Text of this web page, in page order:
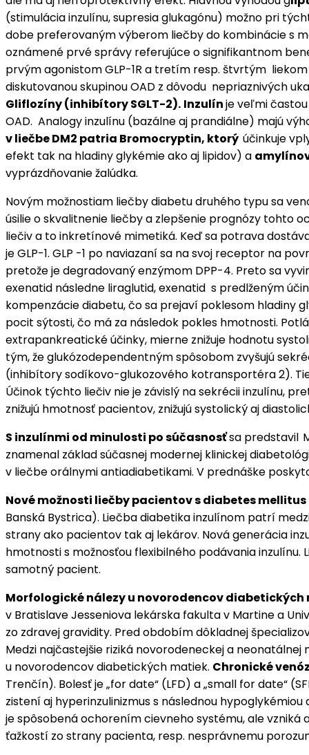
(stimulácia inzulínu, supresia glukagónu) možno pri
dobe preferovaným výberom liečby do kombinácie s
oznámené prvé správy referujúce o signifikantnom
prvým agonistom GLP-1R a tretím resp. štvrtým
diskutovanou skupinou OAD z dôvodu nepriaznivých
Gliflozíny (inhibítory SGLT-2). Inzulínje veľmi
OAD. Analogy inzulínu (bazálne aj prandiálne) majú
v liečbe DM2 patria Bromocryptin, ktorý účinkuje
efekt tak na hladiny glykémie ako aj lipidov) a a
vyprázdňovanie žalúdka.
Novým možnostiam liečby diabetu druhého typu sa
úsilie o skvalitnenie liečby a zlepšenie prognózy tohto
liečiv a to inkretínové mimetiká. Keď sa potrava
je GLP-1. GLP -1 po naviazaní sa na svoj receptor na
pretože je degradovaný enzýmom DPP-4. Preto sa
exenatid následne liraglutid, exenatid s predlženým
kompenzácie diabetu, čo sa prejaví poklesom hladiny
pocit sýtosti, čo má za následok pokles hmotnosti.
extrapankreatické účinky, mierne znižuje hodnotu
tým, že glukózodependentným spôsobom zvyšujú
(inhibítory sodíkovo-glukozového kotransportéra 2).
Účinok týchto liečiv nie je závislý na sekrécii inzulínu,
znižujú hmotnosť pacientov, znižujú systolický aj
S inzulínmi od minulosti po súčasnosťsa predstavil
znamenal základ súčasnej modernej klinickej
v liečbe orálnymi antiadiabetikami. V prednáške
Nové možnosti liečby pacientov s diabetes
Banská Bystrica). Liečba diabetika inzulínom patrí
strany ako pacientov tak aj lekárov. Nová generácia
hmotnosti s možnosťou flexibilného podávania
samotný pacient.
Morfologické nálezy u novorodencov
v Bratislave Jesseniova lekárska fakulta v Martine a
zo zdravej gravidity. Pred obdobím dôkladnej
Medzi najčastejšie riziká novorodeneckej a
u novorodencov diabetických matiek. Chronické
Trenčín). Bolesť je „for date“ (LFD) a „small for date“
zistení aj hyperinzulinizmus s následnou
je spôsobená ochorením cievneho systému, ale
ťažkostí zo strany pacienta, resp. nesprávnemu